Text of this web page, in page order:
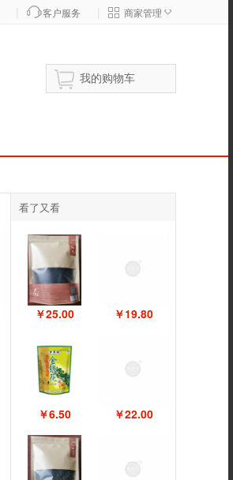
客户服务 商家管理 ◇
我的购物车
看了又看
￥25.00
￥6.50 ￥22.00